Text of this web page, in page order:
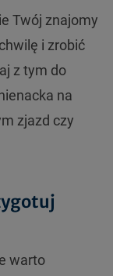
Twój znajomy
i zrobić
z tym do
na
zjazd czy
warto